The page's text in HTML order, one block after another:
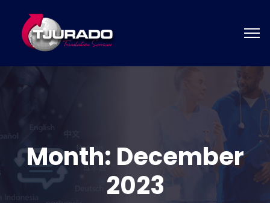
Month: December
2023